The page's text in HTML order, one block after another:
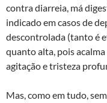
contra diarreia, má
indicado em casos de
descontrolada (tanto é
quanto alta, pois
agitação e tristeza
Mas, como em tudo,